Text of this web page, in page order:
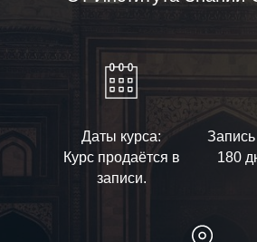
Даты курса:
Курс продаётся в
записи.
Запись
180